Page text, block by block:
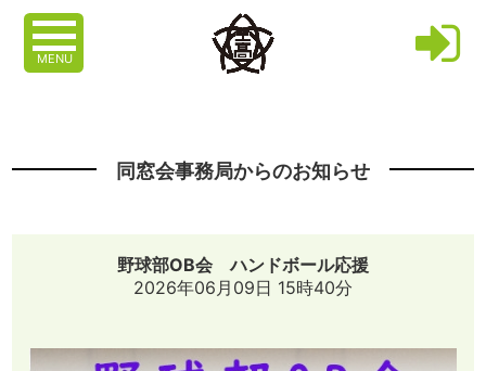
MENU
同窓会事務局からのお知らせ
野球部OB会 ハンドボール応援
2026年06月09日 15時40分